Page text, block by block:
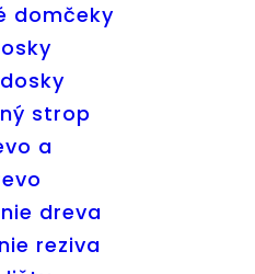
domčeky
strop
a
dreva
reziva